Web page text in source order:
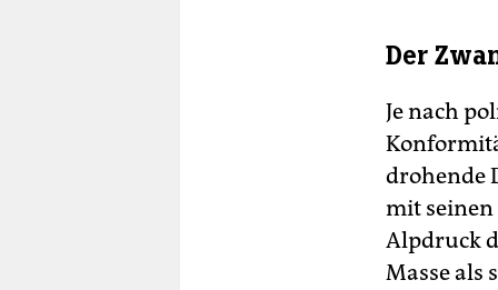
Der
Je nach
drohende
mit
Alpdruck
Masse als